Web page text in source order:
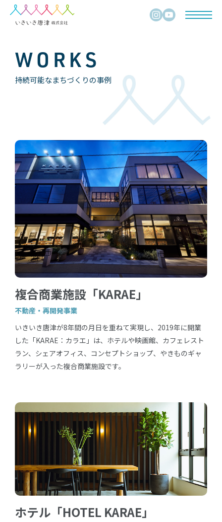
WORKS
持続可能なまちづくりの事例
複合商業施設「KARAE」
不動産・再開発事業
いきいき唐津が8年間の月日を重ねて実現し、2019年に開業
した「KARAE：カラエ」は、ホテルや映画館、カフェレスト
ラン、シェアオフィス、コンセプトショップ、やきものギャ
ラリーが入った複合商業施設です。
ホテル「HOTEL KARAE」